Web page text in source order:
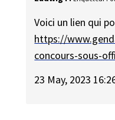
Voici un lien qui
https://
concours-sous-
23 May, 2023